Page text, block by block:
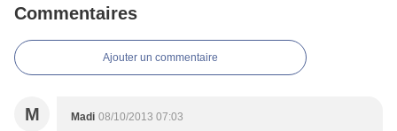
Commentaires
Ajouter un commentaire
M Madi 08/10/2013 07:03